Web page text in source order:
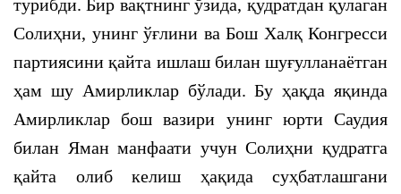
турибди. Бир вақтнинг ўзида, қудратдан қулаган
Солиҳни, унинг ўғлини ва Бош Халқ Конгресси
партиясини қайта ишлаш билан шуғулланаётган
ҳам шу Амирликлар бўлади. Бу ҳақда яқинда
Амирликлар бош вазири унинг юрти Саудия
билан Яман манфаати учун Солиҳни қудратга
қайта олиб келиш ҳақида суҳбатлашгани